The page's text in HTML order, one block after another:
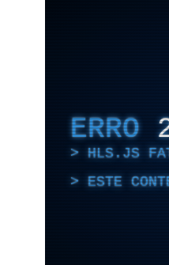
ERRO
HLS.JS
ESTE